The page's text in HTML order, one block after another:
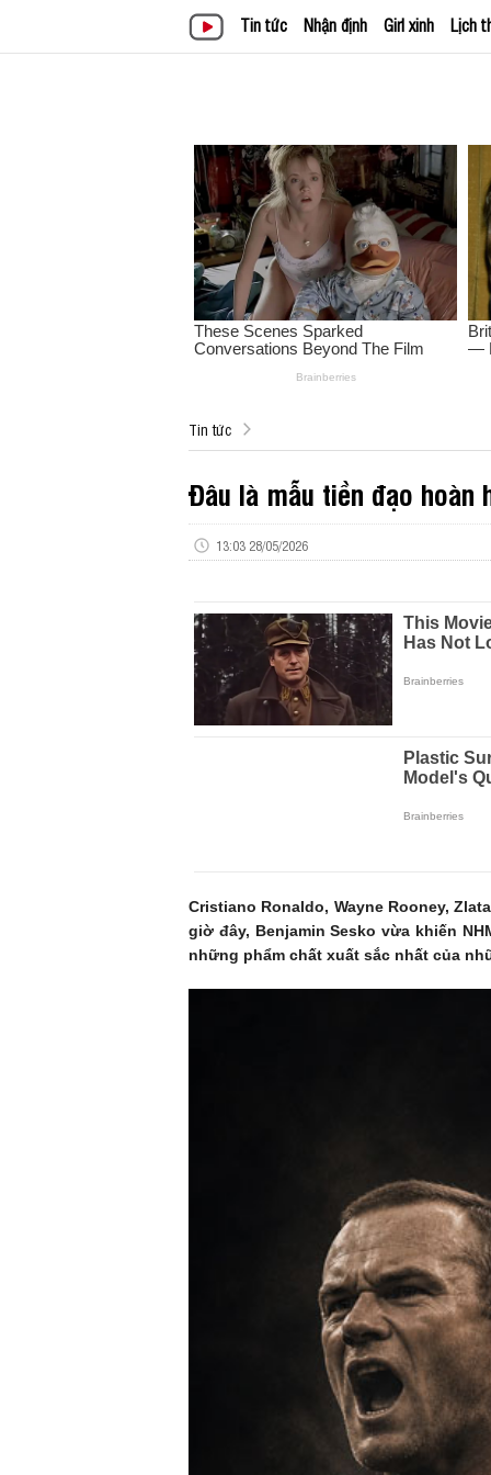
Tin tức Nhận định Girl xinh Lịch
Tin tức
Đâu là mẫu tiền đạo hoàn
13:03 28/05/2026
Cristiano Ronaldo, Wayne Rooney,
giờ đây, Benjamin Sesko vừa khiến
những phẩm chất xuất sắc nhất của